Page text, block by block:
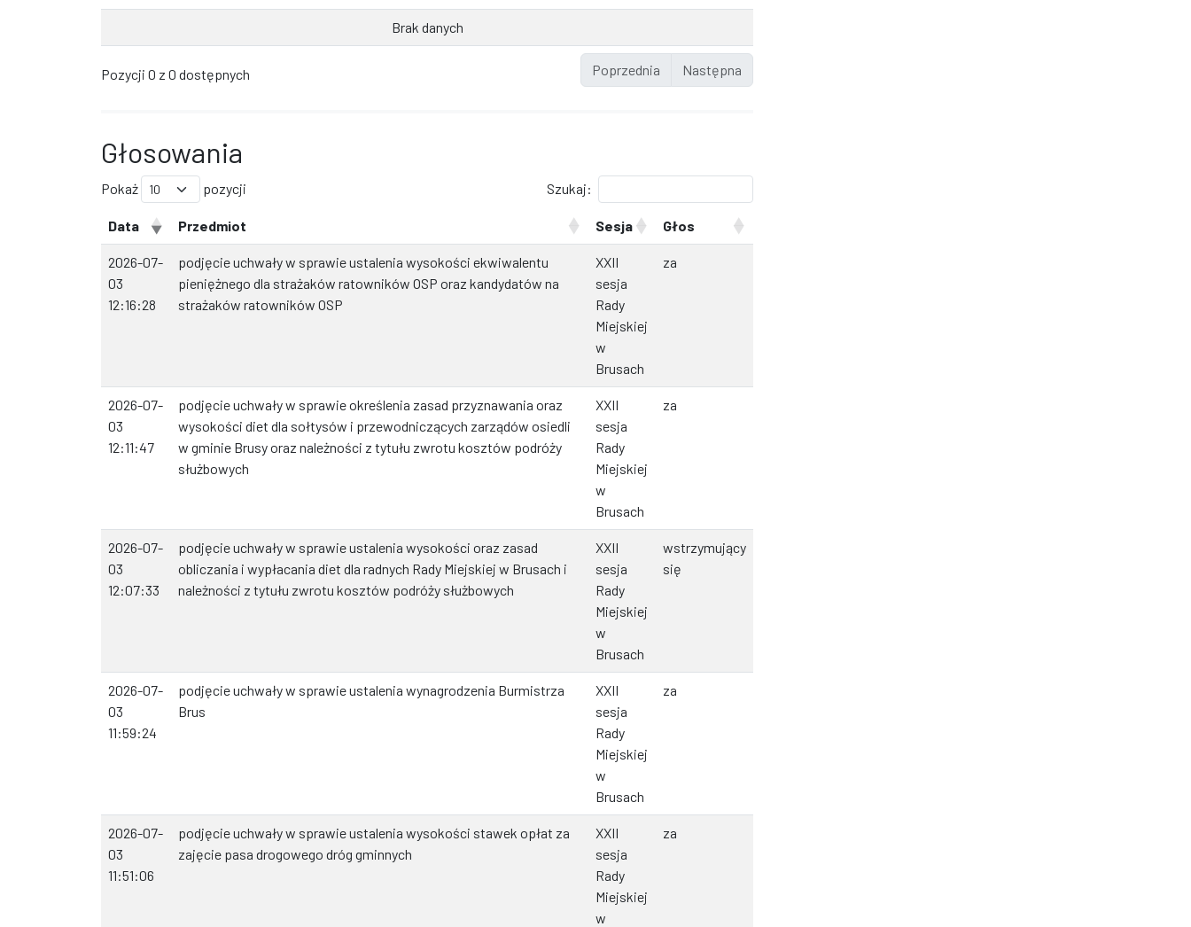
Brak danych
Pozycji 0 z 0 dostępnych Poprzednia Następna
Głosowania
Pokaż pozycji Szukaj:
Data Przedmiot Sesja Głos
2026-07-
03
12:16:28
podjęcie uchwały w sprawie ustalenia wysokości ekwiwalentu
pieniężnego dla strażaków ratowników OSP oraz kandydatów na
strażaków ratowników OSP
XXII
sesja
Rady
Miejskiej
w
Brusach
za
2026-07-
03
12:11:47
podjęcie uchwały w sprawie określenia zasad przyznawania oraz
wysokości diet dla sołtysów i przewodniczących zarządów osiedli
w gminie Brusy oraz należności z tytułu zwrotu kosztów podróży
służbowych
XXII
sesja
Rady
Miejskiej
w
Brusach
za
2026-07-
03
12:07:33
podjęcie uchwały w sprawie ustalenia wysokości oraz zasad
obliczania i wypłacania diet dla radnych Rady Miejskiej w Brusach i
należności z tytułu zwrotu kosztów podróży służbowych
XXII
sesja
Rady
Miejskiej
w
Brusach
wstrzymujący
się
2026-07-
03
11:59:24
podjęcie uchwały w sprawie ustalenia wynagrodzenia Burmistrza
Brus
XXII
sesja
Rady
Miejskiej
w
Brusach
za
2026-07-
03
11:51:06
podjęcie uchwały w sprawie ustalenia wysokości stawek opłat za
zajęcie pasa drogowego dróg gminnych
XXII
sesja
Rady
Miejskiej
w
za